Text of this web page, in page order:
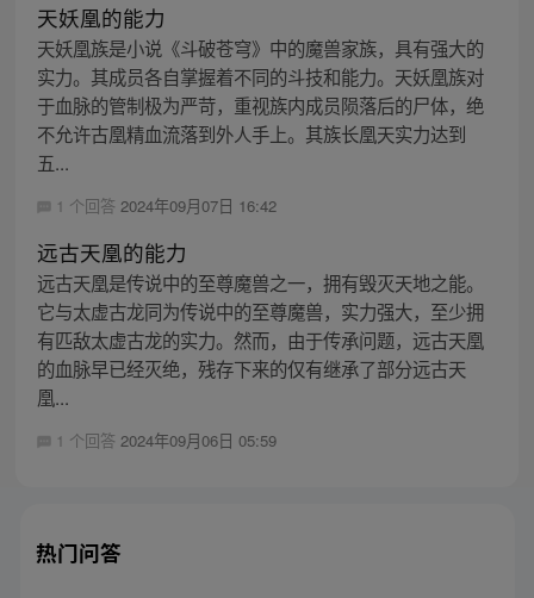
天妖凰的能力
天妖凰族是小说《斗破苍穹》中的魔兽家族，具有强大的
实力。其成员各自掌握着不同的斗技和能力。天妖凰族对
于血脉的管制极为严苛，重视族内成员陨落后的尸体，绝
不允许古凰精血流落到外人手上。其族长凰天实力达到
五...
1 个回答 2024年09月07日 16:42
远古天凰的能力
远古天凰是传说中的至尊魔兽之一，拥有毁灭天地之能。
它与太虚古龙同为传说中的至尊魔兽，实力强大，至少拥
有匹敌太虚古龙的实力。然而，由于传承问题，远古天凰
的血脉早已经灭绝，残存下来的仅有继承了部分远古天
凰...
1 个回答 2024年09月06日 05:59
热门问答